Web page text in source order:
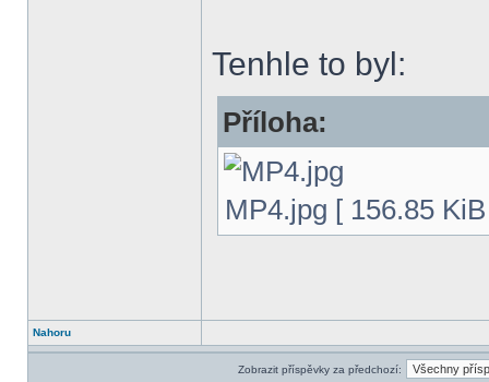
Tenhle to byl:
Příloha:
MP4.jpg [ 156.85
Nahoru
Zobrazit příspěvky za předchozí: